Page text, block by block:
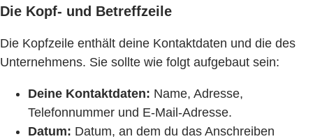
Die Kopf- und Betreffzeile
Die Kopfzeile enthält deine Kontaktdaten und die des
Unternehmens. Sie sollte wie folgt aufgebaut sein:
Deine Kontaktdaten: Name, Adresse,
Telefonnummer und E-Mail-Adresse.
Datum: Datum, an dem du das Anschreiben